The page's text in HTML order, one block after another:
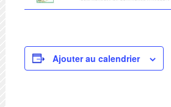
Ajouter au calendrier